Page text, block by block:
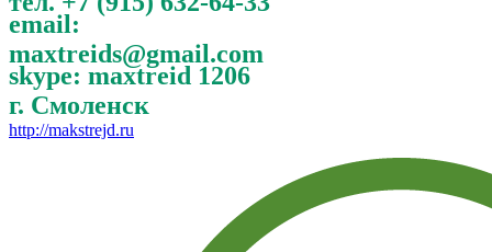
email:
maxtreids@gmail.com
skype: maxtreid 1206
г. Смоленск
http://makstrejd.ru